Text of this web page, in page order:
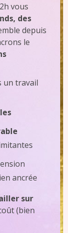
vous
des
depuis
le
un travail
ancrée
sur
(bien